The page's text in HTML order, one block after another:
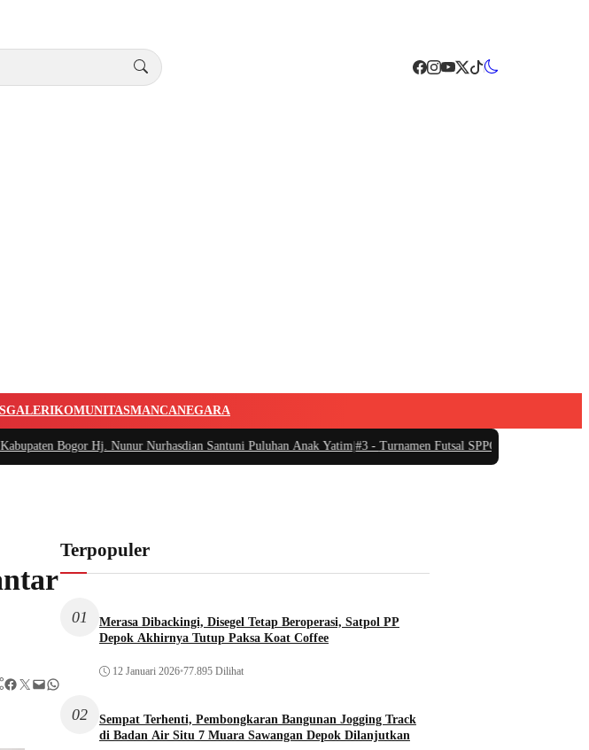
GALERIKOMUNITASMANCANEGARA
Hj. Nunur Nurhasdian Santuni Puluhan Anak Yatim|#3 -Turnamen Futsal SPPG di Kecamatan
Facebook Twitter Mail WhatsApp
Terpopuler
01
Merasa Dibackingi, Disegel Tetap Beroperasi, Satpol PP
Depok Akhirnya Tutup Paksa Koat Coffee
12 Januari 2026•77.895 Dilihat
02
Sempat Terhenti, Pembongkaran Bangunan Jogging Track
di Badan Air Situ 7 Muara Sawangan Depok Dilanjutkan